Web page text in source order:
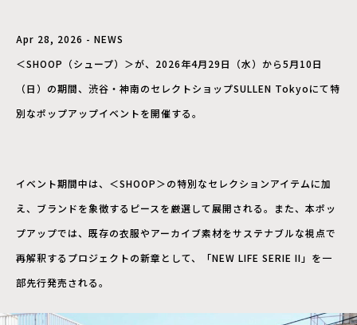
Apr 28, 2026 - NEWS
＜SHOOP（シュープ）＞が、2026年4月29日（水）から5月10日
（日）の期間、渋谷・神南のセレクトショップSULLEN Tokyoにて特
別なポップアップイベントを開催する。
イベント期間中は、＜SHOOP＞の特別なセレクションアイテムに加
え、ブランドを象徴するピースを厳選して展開される。また、本ポッ
プアップでは、既存の衣服やアーカイブ素材をサステナブルな視点で
再解釈するプロジェクトの新章として、「NEW LIFE SERIE II」を一
部先行発売される。